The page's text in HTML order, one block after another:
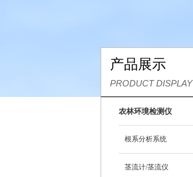
产品展示
PRODUCT DISPLAY
农林环境检测仪
根系分析系统
茎流计/茎流仪